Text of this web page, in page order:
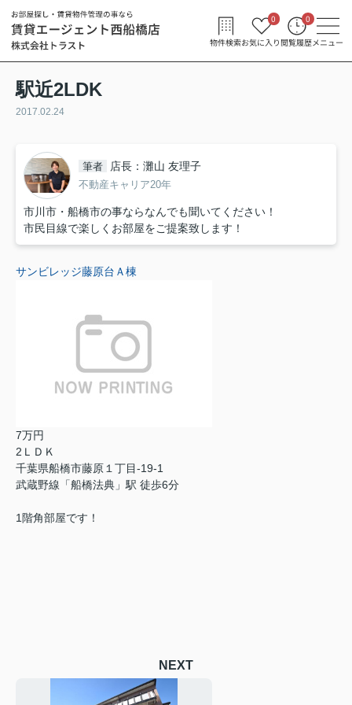
物件検索お気に入り
0
閲覧履歴
0
メニュー
駅近2LDK
2017.02.24
筆者 店長：灘山 友理子
不動産キャリア20年
市川市・船橋市の事ならなんでも聞いてください！
市民目線で楽しくお部屋をご提案致します！
サンビレッジ藤原台Ａ棟
7万円
2ＬＤＫ
千葉県船橋市藤原１丁目-19-1
武蔵野線「船橋法典」駅 徒歩6分
1階角部屋です！
NEXT